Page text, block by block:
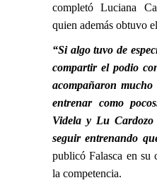
completó Luciana
quien además obtuvo
“Si algo tuvo de
compartir el podio
acompañaron
entrenar como
Videla y Lu Cardozo
seguir entrenando
publicó Falasca en su
la competencia.